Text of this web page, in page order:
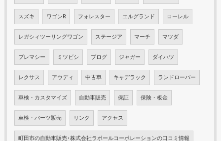
スズキ ワゴンR フォレスター エルグランド ローレル
レガシィツーリングワゴン ステージア マーチ マツダ
プレマシー ミツビシ ブログ ジャガー ダイハツ
レクサス アウディ 中古車 キャデラック ランドローバー
車検・カスタマイズ 自動車販売 保証 保険・板金
車検・パーツ販売 リンク アクセス
町田市の自動車販売･株式会社ラポールコーポレーションの口コミ情報